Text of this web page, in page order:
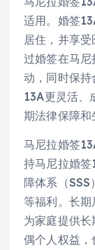
适用。婚签
居住，并享
过婚签在马
动，同时保
13A更灵活、
期法律保障和
马尼拉婚签
持马尼拉婚
障体系（SSS
等福利。长期
为家庭提供
偶个人权益，